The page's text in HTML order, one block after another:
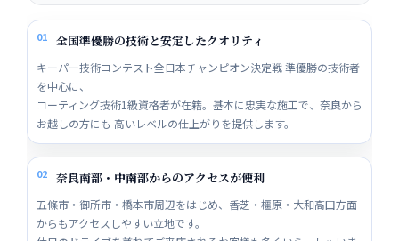
01 全国準優勝の技術と安定したクオリティ
キーパー技術コンテスト全日本チャンピオン決定戦 準優勝の技術者
を中心に、
コーティング技術1級資格者が在籍。基本に忠実な施工で、奈良から
お越しの方にも 高いレベルの仕上がりを提供します。
02 奈良南部・中南部からのアクセスが便利
五條市・御所市・橋本市周辺をはじめ、香芝・橿原・大和高田方面
からもアクセスしやすい立地です。